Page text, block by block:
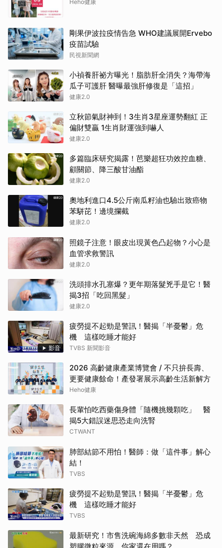
Heho健康
剛果伊波拉疫情告急 WHO建議展開Ervebo
疫苗試驗
民視新聞網
小禎養肝祕方曝光！脂肪肝全消失？海帶海
瓜子可護肝 醫曝最強肝修復是「這招」
健康2.0
立秋節氣財神到！3生肖3星座運勢翻紅 正
偏財雙贏 1生肖財運強到嚇人
健康2.0
多篇臨床研究揭露！芭樂超狂功效控血糖、
顧關節、降三酸甘油酯
健康2.0
奧地利進口4.5公斤南瓜籽油也驗出致癌物
苯駢芘！邊境攔截
健康2.0
照鏡子注意！眼皮出現黃色凸起物？小心是
血管求救警訊
健康2.0
洗頭排水孔塞爆？更年期落髮兇手是它！醫
揭3招「吃回黑髮」
健康2.0
影音
疲勞提不起勁是警訊！醫揭「半憂鬱」危
機 這樣吃睡才能好
TVBS 新聞影音
2026 高齡健康產業博覽會 / 不只拚長壽、
更要健康餘命！產發署展示高齡生活新解方
Heho健康
長輩怕吃西藥傷身體「隨機挑幾顆吃」 醫
揭5大錯誤迷思恐走向洗腎
CTWANT
肺部結節不用怕！醫師：做「這件事」解心
結！
TVBS
疲勞提不起勁是警訊！醫揭「半憂鬱」危
機 這樣吃睡才能好
TVBS
最新研究！市售洗碗海綿多數非天然 恐成